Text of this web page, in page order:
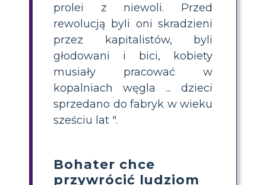
prolei z niewoli. Przed
rewolucją byli oni skradzieni
przez kapitalistów, byli
głodowani i bici, kobiety
musiały pracować w
kopalniach węgla ... dzieci
sprzedano do fabryk w wieku
sześciu lat ".
Bohater chce
przywrócić ludziom